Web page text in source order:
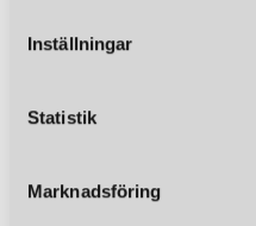
Inställningar
Statistik
Marknadsföring